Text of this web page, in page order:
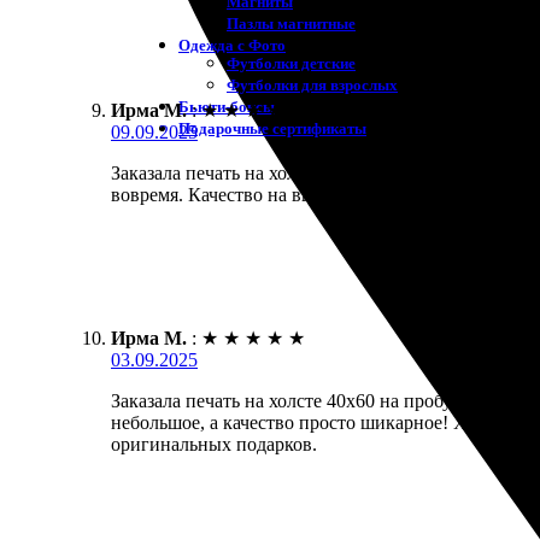
Пазлы магнитные
Одежда с Фото
Футболки детские
Футболки для взрослых
Бьюти-боксы
Подарочные сертификаты
Ирма М. : ★ ★ ★ ★
09.09.2025
Заказала печать на холсте. Все прошло гладко,
вовремя. Качество на высоте, картинка яркая и
Ирма М. : ★ ★ ★ ★ ★
03.09.2025
Заказала печать на холсте 40х60 на пробу. Шаги
небольшое, а качество просто шикарное! Холст
оригинальных подарков.